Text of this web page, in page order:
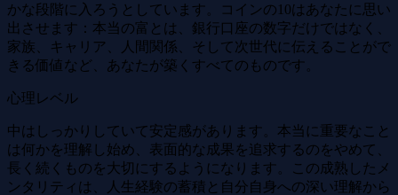
かな段階に入ろうとしています。コインの10はあなたに思い
出させます：本当の富とは、銀行口座の数字だけではなく、
家族、キャリア、人間関係、そして次世代に伝えることがで
きる価値など、あなたが築くすべてのものです。
心理レベル
中はしっかりしていて安定感があります。本当に重要なこと
は何かを理解し始め、表面的な成果を追求するのをやめて、
長く続くものを大切にするようになります。この成熟したメ
ンタリティは、人生経験の蓄積と自分自身への深い理解から